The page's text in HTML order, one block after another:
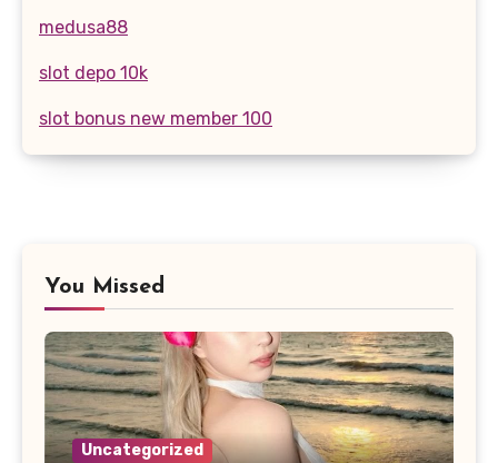
medusa88
slot depo 10k
slot bonus new member 100
You Missed
Uncategorized